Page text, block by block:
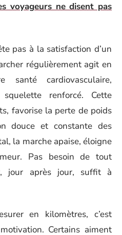
voyageurs ne disent pas
pas à la satisfaction d’un
régulièrement agit en
santé cardiovasculaire,
renforcé. Cette
favorise la perte de poids
douce et constante des
la marche apaise, éloigne
Pas besoin de tout
jour après jour, suffit à
en kilomètres, c’est
Certains aiment